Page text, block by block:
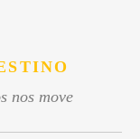
nos move